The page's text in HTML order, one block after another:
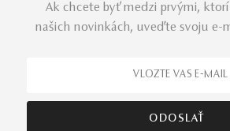
Ak chcete byť medzi prvými,
našich novinkách, uveďte svoju e-